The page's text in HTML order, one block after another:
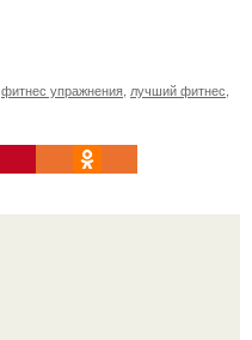
фитнес упражнения лучший фитнес